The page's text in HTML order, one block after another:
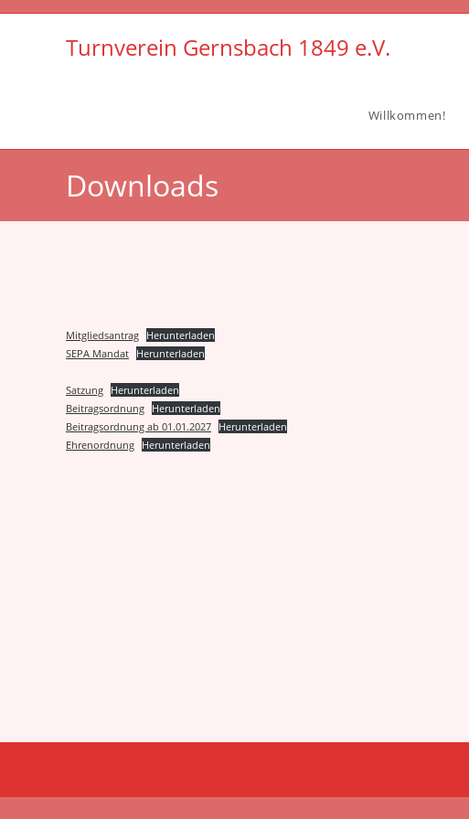
Zum
Turnverein Gernsbach 1849 e.V.
Willkommen!
Downloads
Mitgliedsantrag Herunterladen
SEPA Mandat Herunterladen
Satzung Herunterladen
Beitragsordnung Herunterladen
Beitragsordnung ab 01.01.2027 Herunterladen
Ehrenordnung Herunterladen